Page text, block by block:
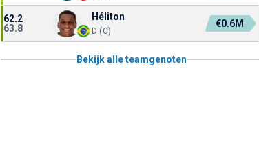
62.2
63.8
Héliton
D (C)
€0.6M
Bekijk alle teamgenoten